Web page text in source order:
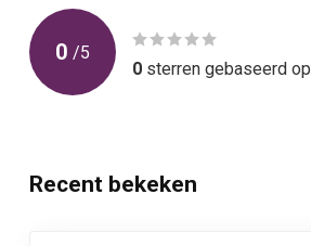
0 /5
0 sterren gebaseerd op
Recent bekeken